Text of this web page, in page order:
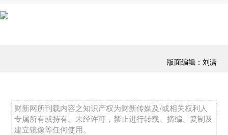
版面编辑：刘潇
财新网所刊载内容之知识产权为财新传媒及/或相关权利人
专属所有或持有。未经许可，禁止进行转载、摘编、复制及
建立镜像等任何使用。